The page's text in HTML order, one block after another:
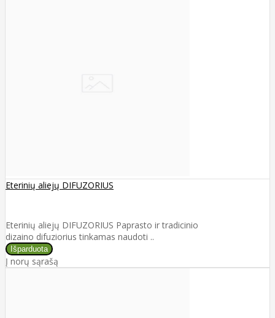
Eterinių aliejų DIFUZORIUS
Eterinių aliejų DIFUZORIUS Paprasto ir tradicinio
dizaino difuziorius tinkamas naudoti ..
Į norų sąrašą